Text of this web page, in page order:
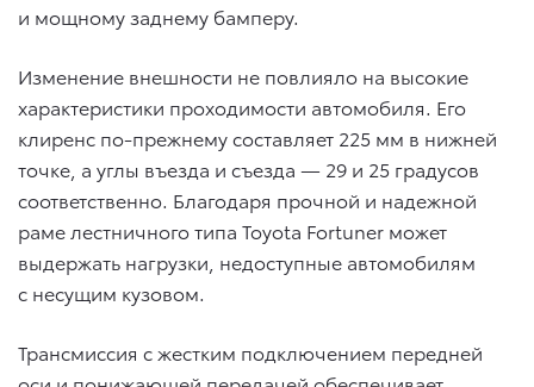
и мощному заднему бамперу.
Изменение внешности не повлияло на высокие
характеристики проходимости автомобиля. Его
клиренс по-прежнему составляет 225 мм в нижней
точке, а углы въезда и съезда — 29 и 25 градусов
соответственно. Благодаря прочной и надежной
раме лестничного типа Toyota Fortuner может
выдержать нагрузки, недоступные автомобилям
с несущим кузовом.
Трансмиссия с жестким подключением передней